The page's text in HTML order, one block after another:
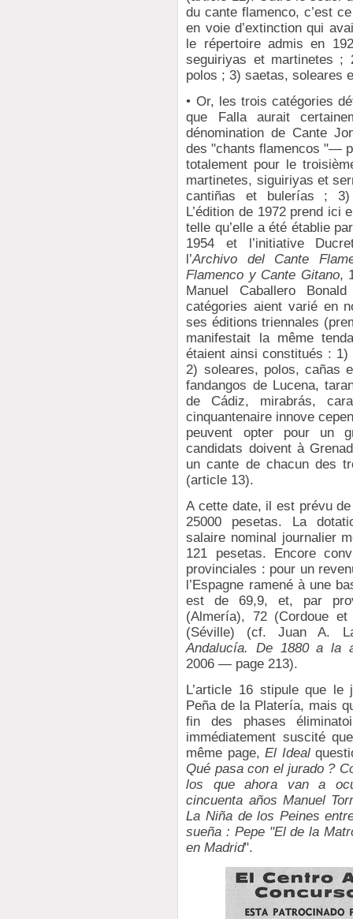
du cante flamenco, c’est
en voie d’extinction qui
le répertoire admis en
seguiriyas et martinetes ;
polos ; 3) saetas, soleares
• Or, les trois catégories
que Falla aurait
dénomination de Cante
des "chants flamencos "—
totalement pour le
martinetes, siguiriyas et
cantiñas et bulerías ; 3)
L’édition de 1972 prend ici
telle qu’elle a été établie
1954 et l’initiative
l’Archivo del Cante
Flamenco y Cante Gitano,
Manuel Caballero
catégories aient varié en
ses éditions triennales
manifestait la même
étaient ainsi constitués :
2) soleares, polos, cañas
fandangos de Lucena,
de Cádiz, mirabrás,
cinquantenaire innove
peuvent opter pour un
candidats doivent à
un cante de chacun des
(article 13).
A cette date, il est prévu
25000 pesetas. La
salaire nominal journalier
121 pesetas. Encore
provinciales : pour un
l’Espagne ramené à une
est de 69,9, et, par
(Almería), 72 (Cordoue
(Séville) (cf. Juan A.
Andalucía. De 1880 a la
2006 — page 213).
L’article 16 stipule que
Peña de la Platería, mais
fin des phases
immédiatement suscité
même page,El Ideal
Qué pasa con el jurado ?
los que ahora van a
cincuenta años Manuel
La Niña de los Peines
sueña : Pepe "El de la
en Madrid".